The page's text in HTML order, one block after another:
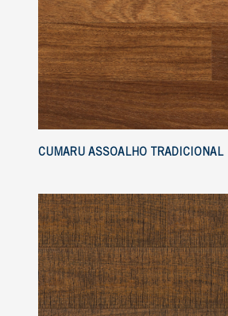
CUMARU ASSOALHO TRADICIONAL